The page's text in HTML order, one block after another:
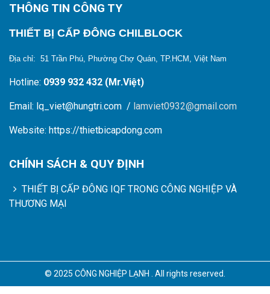
THÔNG TIN CÔNG TY
THIẾT BỊ CẤP ĐÔNG CHILBLOCK
Địa chỉ: 51 Trần Phú, Phường Chợ Quán, TP.HCM, Việt Nam
Hotline: 0939 932 432 (Mr.Việt)
Email: lq_viet@hungtri.com / lamviet0932@gmail.com
Website: https://thietbicapdong.com
CHÍNH SÁCH & QUY ĐỊNH
THIẾT BỊ CẤP ĐÔNG IQF TRONG CÔNG NGHIỆP VÀ
THƯƠNG MẠI
© 2025 CÔNG NGHIỆP LẠNH . All rights reserved.